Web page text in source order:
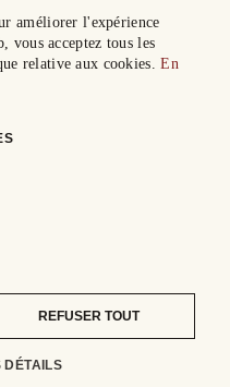
améliorer l'expérience
vous acceptez tous les
relative aux cookies.En
REFUSER TOUT
DÉTAILS